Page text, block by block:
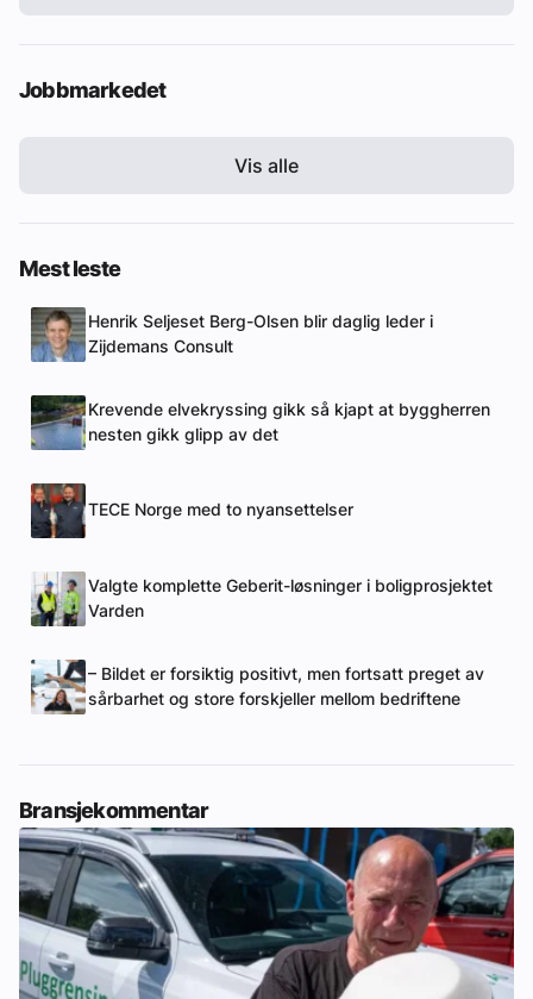
Jobbmarkedet
Vis alle
Mest leste
Henrik Seljeset Berg-Olsen blir daglig leder i
Zijdemans Consult
Krevende elvekryssing gikk så kjapt at byggherren
nesten gikk glipp av det
TECE Norge med to nyansettelser
Valgte komplette Geberit-løsninger i boligprosjektet
Varden
– Bildet er forsiktig positivt, men fortsatt preget av
sårbarhet og store forskjeller mellom bedriftene
Bransjekommentar